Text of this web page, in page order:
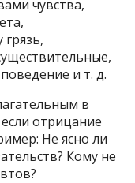
чувства,
и т. д.
в
отрицание
Не ясно ли
Кому не